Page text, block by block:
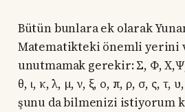
Bütün bunlara ek olarak
Matematikteki önemli yerini
unutmamak gerekir: Σ, Φ,
θ, ι, κ, λ, μ, ν, ξ, ο, π, ρ, σ, ς, τ,
şunu da bilmenizi istiyorum